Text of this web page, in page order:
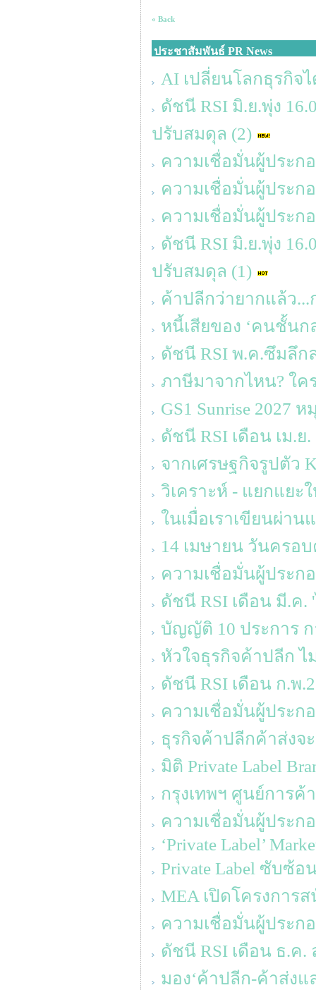
« Back
ประชาสัมพันธ์ PR News
AI เปลี่ยนโลกธุรกิจ
ดัชนี RSI มิ.ย.พุ่ง
ปรับสมดุล (2)
ความเชื่อมั่นผู้ประก
ความเชื่อมั่นผู้ประก
ความเชื่อมั่นผู้ประก
ดัชนี RSI มิ.ย.พุ่ง
ปรับสมดุล (1)
ค้าปลีกว่ายากแล้ว...
หนี้เสียของ ‘คนชั้นก
ดัชนี RSI พ.ค.ซึมลึก
ภาษีมาจากไหน? ใค
GS1 Sunrise 2027
ดัชนี RSI เดือน เม.ย
จากเศรษฐกิจรูปตัว
วิเคราะห์ - แยกแยะใ
ในเมื่อเราเขียนผ่า
14 เมษายน วันครอ
ความเชื่อมั่นผู้ประก
ดัชนี RSI เดือน มี.ค.
บัญญัติ 10 ประการ ก
หัวใจธุรกิจค้าปลีก ไ
ดัชนี RSI เดือน ก.พ
ความเชื่อมั่นผู้ประก
ธุรกิจค้าปลีกค้าส่งจ
มิติ Private Label
กรุงเทพฯ ศูนย์การค้
ความเชื่อมั่นผู้ประก
‘Private Label’
Private Label ซับซ้
MEA เปิดโครงการส
ความเชื่อมั่นผู้ประก
ดัชนี RSI เดือน ธ.ค.
มอง‘ค้าปลีก-ค้าส่งแ